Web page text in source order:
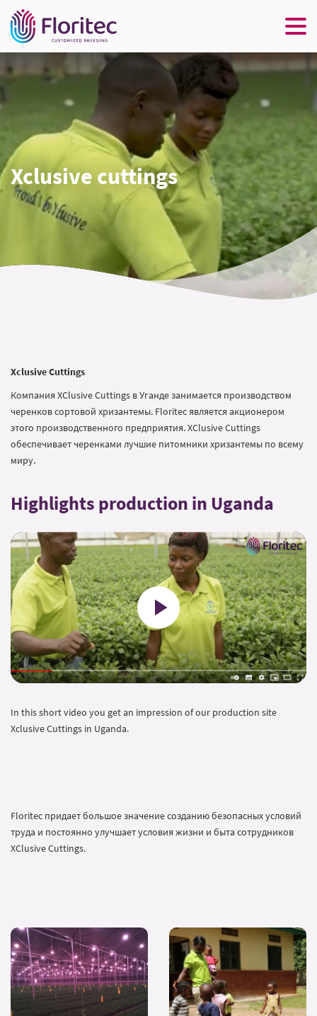
Xclusive cuttings
Xclusive Cuttings
Компания XClusive Cuttings в Уганде занимается производством
черенков сортовой хризантемы. Floritec является акционером
этого производственного предприятия. XClusive Cuttings
обеспечивает черенками лучшие питомники хризантемы по всему
миру.
Highlights production in Uganda
Play
In this short video you get an impression of our production site
Xclusive Cuttings in Uganda.
Floritec придает большое значение созданию безопасных условий
труда и постоянно улучшает условия жизни и быта сотрудников
XClusive Cuttings.